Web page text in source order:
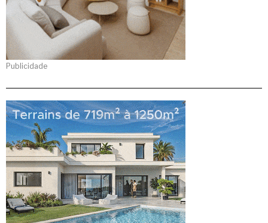
Publicidade